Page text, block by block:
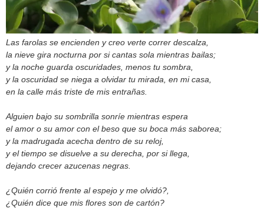
Las farolas se encienden y creo verte correr descalza,
la nieve gira nocturna por si cantas sola mientras bailas;
y la noche guarda oscuridades, menos tu sombra,
y la oscuridad se niega a olvidar tu mirada, en mi casa,
en la calle más triste de mis entrañas.
Alguien bajo su sombrilla sonríe mientras espera
el amor o su amor con el beso que su boca más saborea;
y la madrugada acecha dentro de su reloj,
y el tiempo se disuelve a su derecha, por si llega,
dejando crecer azucenas negras.
¿Quién corrió frente al espejo y me olvidó?,
¿Quién dice que mis flores son de cartón?